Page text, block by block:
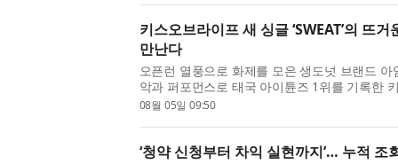
키스오브라이프 새 싱글 ‘SWEAT’의 뜨
만난다
오픈런 열풍으로 화제를 모은 생도넛 브랜드
악과 퍼포먼스로 태국 아이튠즈 1위를 기록한
새 싱글 앨범 ‘SWEAT’이 가진 뜨거운 여름의
08월 05일 09:50
‘청약 신청부터 차익 실현까지’… 누적 조